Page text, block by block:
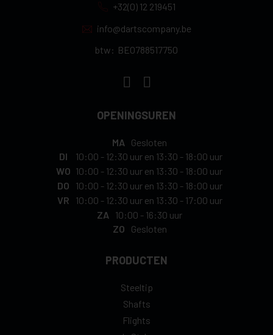
+32(0) 12 219451
info@dartscompany.be
btw: BE0788517750
OPENINGSUREN
MA
Gesloten
DI
10:00 - 12:30 uur en 13:30 - 18:00 uur
WO 10:00 - 12:30 uur en 13:30 - 18:00 uur
DO
10:00 - 12:30 uur en 13:30 - 18:00 uur
VR
10:00 - 12:30 uur en 13:30 - 17:00 uur
ZA
10:00 - 16:30 uur
ZO
Gesloten
PRODUCTEN
Steeltip
Shafts
Flights